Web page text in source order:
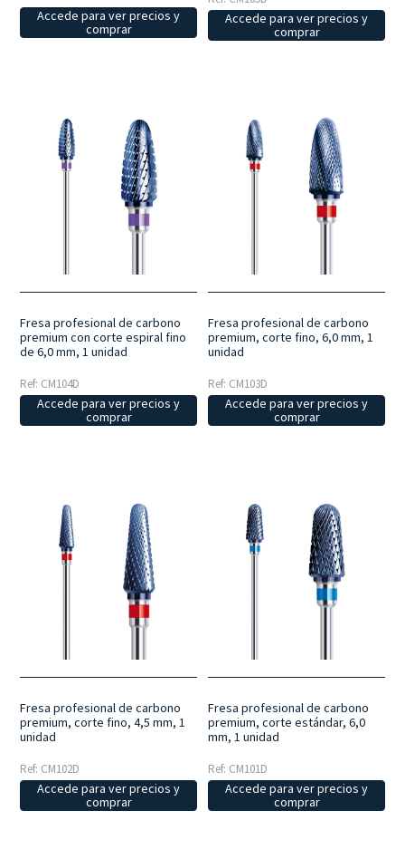
Accede para ver precios y
comprar
Accede para ver precios y
comprar
Fresa profesional de carbono
premium con corte espiral fino
de 6,0 mm, 1 unidad
Ref: CM104D
Accede para ver precios y
comprar
Fresa profesional de carbono
premium, corte fino, 6,0 mm, 1
unidad
Ref: CM103D
Accede para ver precios y
comprar
Fresa profesional de carbono
premium, corte fino, 4,5 mm, 1
unidad
Ref: CM102D
Accede para ver precios y
comprar
Fresa profesional de carbono
premium, corte estándar, 6,0
mm, 1 unidad
Ref: CM101D
Accede para ver precios y
comprar